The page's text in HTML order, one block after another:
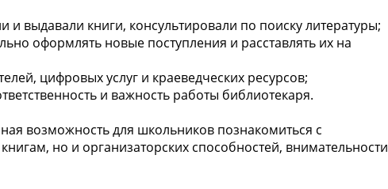
выдавали книги, консультировали по поиску литературы;
оформлять новые поступления и расставлять их на
цифровых услуг и краеведческих ресурсов;
и важность работы библиотекаря.
возможность для школьников познакомиться с
но и организаторских способностей, внимательности